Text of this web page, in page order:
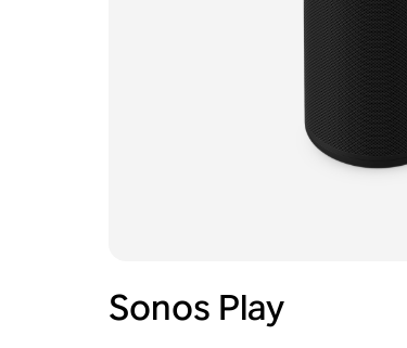
Sonos Play